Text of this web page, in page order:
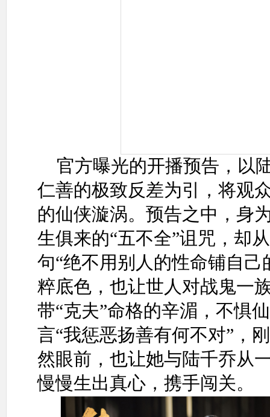
官方曝光的开播预告，以
仁善的极致反差为引，将观
的仙侠漩涡。预告之中，身
生俱来的“五不全”诅咒，却
句“绝不用别人的性命铺自
粹底色，也让世人对战鬼一
带“克夫”命格的辛湄，不惧
言“我惩恶扬善有何不对”，
然眼前，也让她与陆千乔从
慢慢生出真心，携手闯关。